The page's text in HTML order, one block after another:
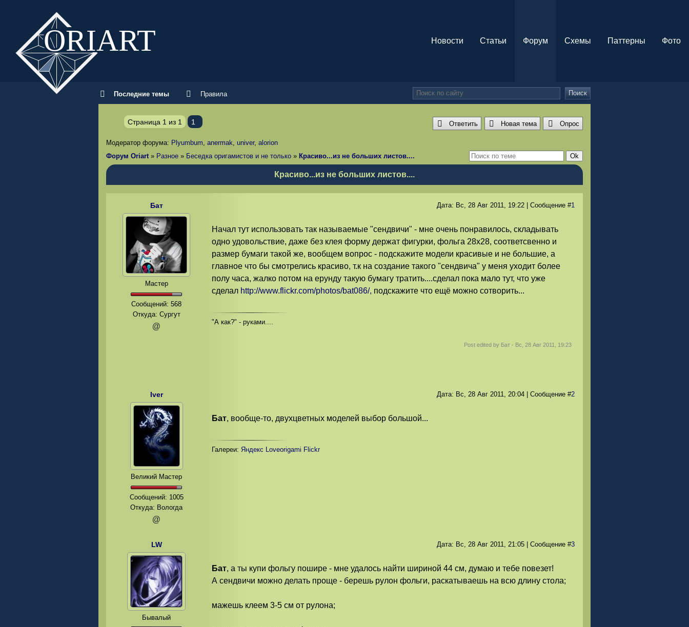
ORIART Новости Статьи Форум Схемы Паттерны Фото
Последние темы Правила Поиск
Страница 1 из 1 1 Ответить Новая тема Опрос
Модератор форума: Plyumbum, anermak, univer, alorion
Форум Oriart » Разное » Беседка оригамистов и не только » Красиво...из не больших листов....
Красиво...из не больших листов....
Бат
Мастер
Сообщений:568
Откуда: Сургут
@
Дата: Вс, 28 Авг 2011, 19:22| Сообщение #1
Начал тут использовать так называемые "сендвичи" - мне очень понравилось, складывать
одно удовольствие, даже без клея форму держат фигурки, фольга 28х28, соответсвенно и
размер бумаги такой же, вообщем вопрос - подскажите модели красивые и не большие, а
главное что бы смотрелись красиво, т.к на создание такого "сендвича" у меня уходит более
полу часа, жалко потом на ерунду такую бумагу тратить....сделал пока мало тут, что уже
сделал http://www.flickr.com/photos/bat086/, подскажите что ещё можно сотворить...
"А как?" - руками....
Post edited by Бат- Вс, 28 Авг 2011, 19:23
Iver
Великий Мастер
Сообщений: 1005
Откуда: Вологда
@
Дата: Вс, 28 Авг 2011, 20:04| Сообщение #2
Бат, вообще-то, двухцветных моделей выбор большой...
Галереи: Яндекс Loveorigami Flickr
LW
Бывалый
Дата: Вс, 28 Авг 2011, 21:05| Сообщение #3
Бат, а ты купи фольгу пошире - мне удалось найти шириной 44 см, думаю и тебе повезет!
А сендвичи можно делать проще - берешь рулон фольги, раскатываешь на всю длину стола;
мажешь клеем 3-5 см от рулона;